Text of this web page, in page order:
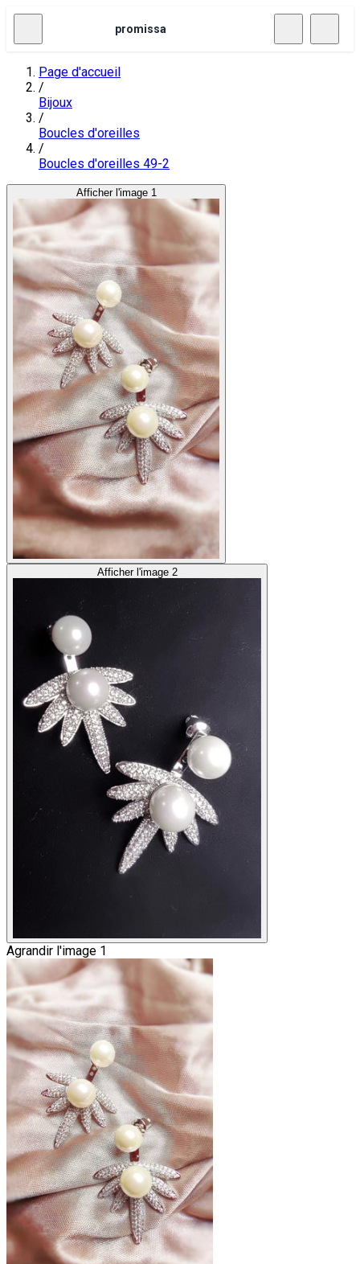
promissa
Page d'accueil
/
Bijoux
/
Boucles d'oreilles
/
Boucles d'oreilles 49-2
Afficher l'image 1
Afficher l'image 2
Agrandir l'image 1